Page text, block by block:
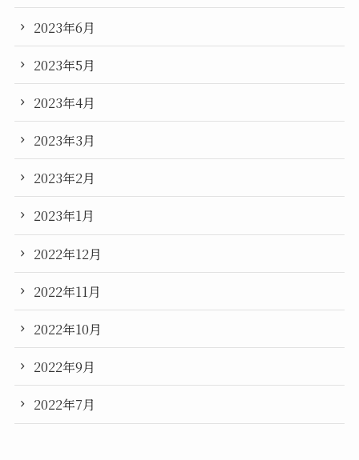
2023年6月
2023年5月
2023年4月
2023年3月
2023年2月
2023年1月
2022年12月
2022年11月
2022年10月
2022年9月
2022年7月